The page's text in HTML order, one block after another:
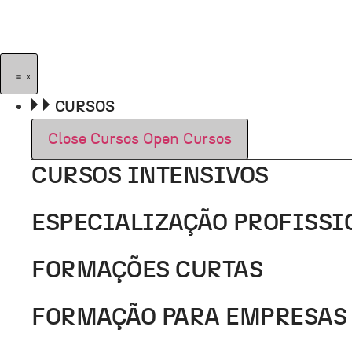
o
conteúdo
CURSOS
Close Cursos Open Cursos
CURSOS INTENSIVOS
ESPECIALIZAÇÃO
FORMAÇÕES CURTAS
FORMAÇÃO PARA EMPRESAS